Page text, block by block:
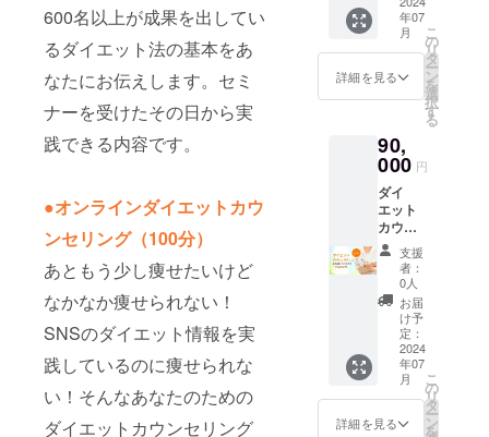
600名以上が成果を出してい
るダイエット法の基本をあ
なたにお伝えします。セミ
ナーを受けたその日から実
践できる内容です。
●オンラインダイエットカウ
ンセリング（100分）
あともう少し痩せたいけど
なかなか痩せられない！
SNSのダイエット情報を実
践しているのに痩せられな
い！そんなあなたのための
ダイエットカウンセリング
がり次
第 メー
ルで
URL等
をお知
らせ致
す。※9
月頃
オープ
ン予定
講方
法：
Zoomを
ます。
日程に
は、プ
ロジェ
クト終
了後、
山本奈
津美か
ら連絡
をメー
ルさせ
て頂
き、調
整させ
て頂き
ます。
日程調
は、
す。さ
らに、
静止す
のスト
レッチ
きのあ
るスト
レッチ
もおこ
なって
いきま
す。誰
でも出
来るか
んたん
なスト
レッチ
です。
●参加方
Zoom（
カメラ
トレッ
チが出
来るよ
うに
「椅子
「立ち
なが
「寝な
がら」
と色ん
な体位
でお伝
えして
いく
レッス
ンで
す。さ
らに、
静止す
のスト
当たら
ない場
合に
は、こ
ちらの
を自由
に設定
援いた
だくこ
とがで
きま
す。 ※
支援時
に必ず
備考欄
にご希
望のお
名前を
ご記入
くださ
い。記
けたい
けど、3
か月続
けられ
るか不
なたに
は1カ月
のダイ
エット
カウン
セリン
グを受
けてみ
てくだ
さい。
人の細
胞は毎
日生ま
れ変わ
りま
す。今
はなか
年07
月
詳細を見る
こ
の
リ
タ
ー
ン
を
選
択
す
る
90,
000 円
ダイ
エット
カウン
セリン
グ（3ヶ
月）
3ヶ月で
あなた
を理想
の姿に
導きま
す。 週
1回あな
たの食
支援
者：
0人
お届
け予
定：
2024
年07
月
詳細を見る
こ
の
リ
タ
ー
ン
を